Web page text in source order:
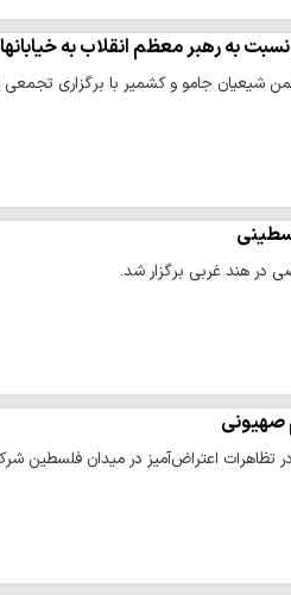
به رهبر معظم انقلاب به
شیعیان جامو و کشمیر با برگزاری تجمعی
در هند غربی برگزار شد.
صهیونی
تظاهرات اعتراض‌آمیز در میدان فلسطین